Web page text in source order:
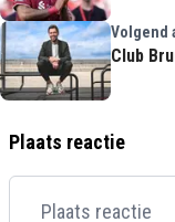
Volgend
Club
Plaats reactie